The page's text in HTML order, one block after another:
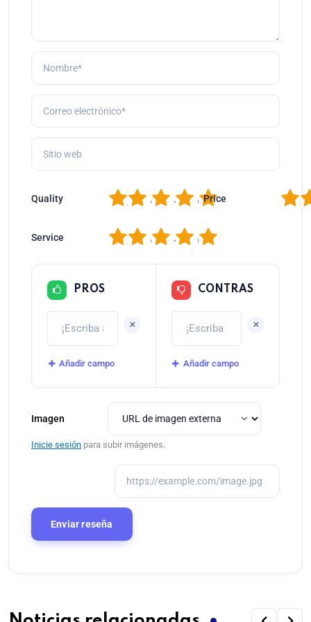
Quality 5
4
3
2 Price 2
Service 5
4
3
2
PROS
+
Añadir campo
CONTRAS
+
Añadir campo
Imagen
Inicie sesión para subir imágenes.